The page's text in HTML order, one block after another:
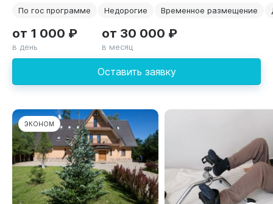
По гос программе Недорогие Временное размещение
Оставить заявку
от 1 000 ₽
в день
от 30 000 ₽
в месяц
ЭКОНОМ